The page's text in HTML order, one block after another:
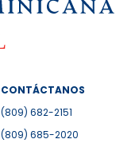
CONTÁCTANOS
(809) 682-2151
(809) 685-2020